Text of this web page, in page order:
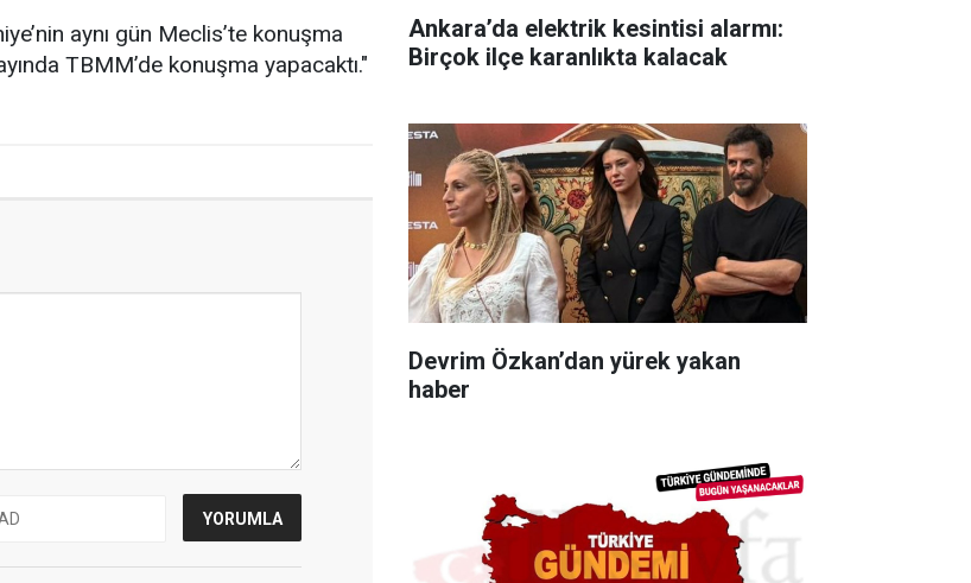
aynı gün Meclis’te konuşma
TBMM’de konuşma yapacaktı."
Ankara’da elektrik kesintisi alarmı:
Birçok ilçe karanlıkta kalacak
Devrim Özkan’dan yürek yakan
haber